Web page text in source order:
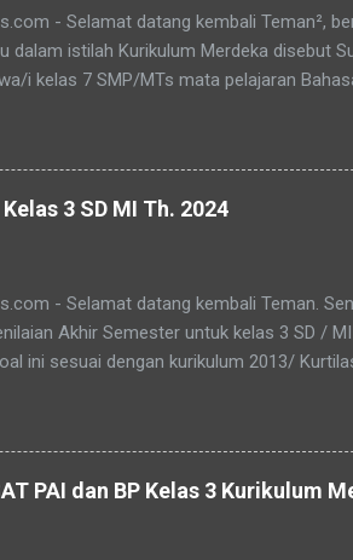
- Selamat datang kembali Teman²,
dalam istilah Kurikulum Merdeka disebut
i kelas 7 SMP/MTs mata pelajaran
sama. Pada Latihan Soal SAT B.
Berikut adalah kunci jawaban yg
15. A 16. C 17. B 18. B 19. A 20. D
3 SD MI Th. 2024
- Selamat datang kembali Teman.
Akhir Semester untuk kelas 3 SD /
ini sesuai dengan kurikulum 2013/
total soal ada 35. Untuk kali ini yang akan
naskah soalnya silahkan di download
soal ini di channel SOALBAGUS. Dan
Lancip 5. b. 4 6. a. 2 7. b. 8. b. 2 9. c. Sama
PAI dan BP Kelas 3 Kurikulum